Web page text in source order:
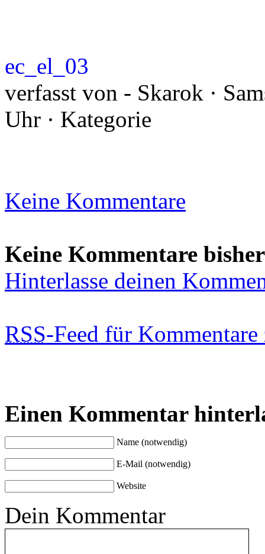
ec_el_03
verfasst von - Skarok ·
Uhr · Kategorie
Keine Kommentare
Keine Kommentare bisher
Hinterlasse deinen
RSS-Feed für
Einen Kommentar
Name (notwendig)
E-Mail (notwendig)
Website
Dein Kommentar